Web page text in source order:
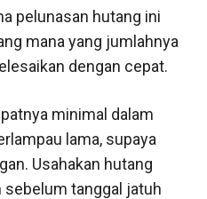
pelunasan hutang ini
mana yang jumlahnya
dengan cepat.
minimal dalam
lama, supaya
Usahakan hutang
tanggal jatuh